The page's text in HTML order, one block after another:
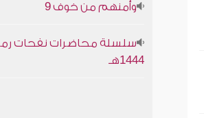
وأمنهم من خوف 9
سلسلة محاضرات نفحات
1444هـ